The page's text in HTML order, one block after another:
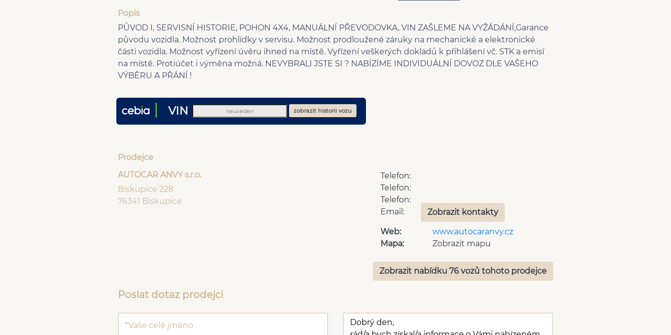
destiček
senzor tlaku v pneumatikách
el. sklopná zrcátka
centrál dálkový
senzor světel
mlhovky
regulace rychlosti při jízdě ze
Parkovací senzory zadní
Popis
PŮVOD I, SERVISNÍ HISTORIE, POHON 4X4, MANUÁLNÍ PŘEVODOVKA, VIN ZAŠLEME NA VYŽÁDÁNÍ,Garance
původu vozidla. Možnost prohlídky v servisu. Možnost prodloužené záruky na mechanické a elektronické
části vozidla. Možnost vyřízení úvěru ihned na místě. Vyřízení veškerých dokladů k přihlášení vč. STK a emisí
na místě. Protiúčet i výměna možná. NEVYBRALI JSTE SI ? NABÍZÍME INDIVIDUÁLNÍ DOVOZ DLE VAŠEHO
VÝBĚRU A PŘÁNÍ !
VIN zobrazit historii vozu
Prodejce
AUTOCAR ANVY s.r.o.
Biskupice 228
76341 Biskupice
Telefon:
Telefon:
Telefon:
Email:
Zobrazit kontakty
Web:
www.autocaranvy.cz
Mapa:
Zobrazit mapu
Zobrazit nabídku 76 vozů tohoto prodejce
Poslat dotaz prodejci